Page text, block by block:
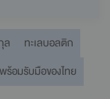
ล
ทะเลบอลติก
ร้อมรับมือของไทย